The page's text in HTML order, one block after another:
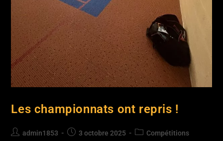
Les championnats ont repris !
admin1853 3 octobre 2025 Compétitions